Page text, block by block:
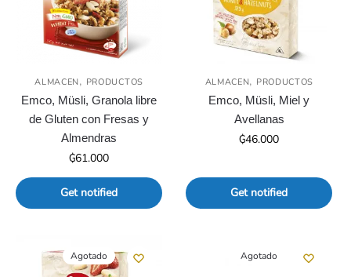
ALMACEN, PRODUCTOS
Emco, Müsli, Granola libre
de Gluten con Fresas y
Almendras
₲61.000
Get notified
ALMACEN, PRODUCTOS
Emco, Müsli, Miel y
Avellanas
₲46.000
Get notified
Agotado Agotado